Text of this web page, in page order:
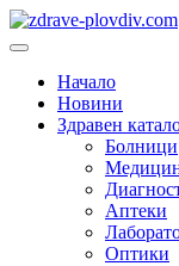
Преминете
към
Основно
Начало
Новини
Здравен
Болници
Аптеки
Оптики